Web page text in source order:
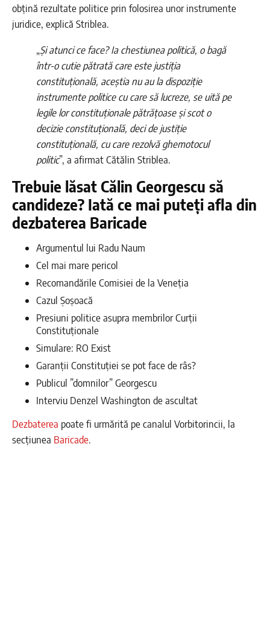
obțină rezultate politice prin folosirea unor instrumente
juridice, explică Striblea.
„Și atunci ce face? Ia chestiunea politică, o bagă
într-o cutie pătrată care este justiția
constituțională, aceștia nu au la dispoziție
instrumente politice cu care să lucreze, se uită pe
legile lor constituționale pătrățoase și scot o
decizie constituțională, deci de justiție
constituțională, cu care rezolvă ghemotocul
politic”, a afirmat Cătălin Striblea.
Trebuie lăsat Călin Georgescu să
candideze? Iată ce mai puteți afla din
dezbaterea Baricade
Argumentul lui Radu Naum
Cel mai mare pericol
Recomandările Comisiei de la Veneția
Cazul Șoșoacă
Presiuni politice asupra membrilor Curții
Constituționale
Simulare: RO Exist
Garanții Constituției se pot face de râs?
Publicul ”domnilor” Georgescu
Interviu Denzel Washington de ascultat
Dezbaterea poate fi urmărită pe canalul Vorbitorincii, la
secțiunea Baricade.